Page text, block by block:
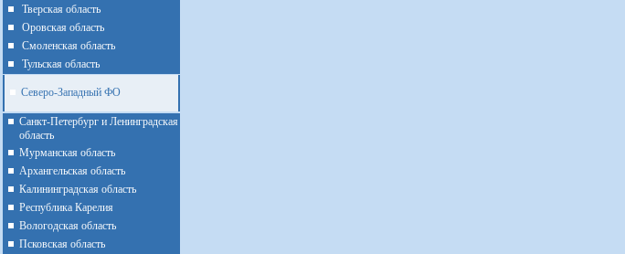
Тверская область
Оровская область
Смоленская область
Тульская область
Северо-Западный ФО
Санкт-Петербург и Ленинградская
область
Мурманская область
Архангельская область
Калининградская область
Республика Карелия
Вологодская область
Псковская область